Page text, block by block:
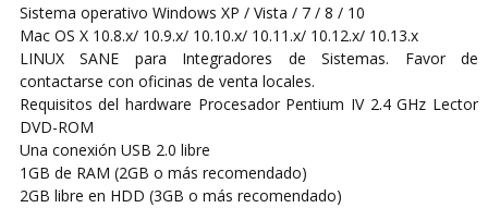
Sistema operativo Windows XP / Vista / 7 / 8 / 10
Mac OS X 10.8.x/ 10.9.x/ 10.10.x/ 10.11.x/ 10.12.x/ 10.13.x
LINUX SANE para Integradores de Sistemas. Favor de
contactarse con oficinas de venta locales.
Requisitos del hardware Procesador Pentium IV 2.4 GHz Lector
DVD-ROM
Una conexión USB 2.0 libre
1GB de RAM (2GB o más recomendado)
2GB libre en HDD (3GB o más recomendado)